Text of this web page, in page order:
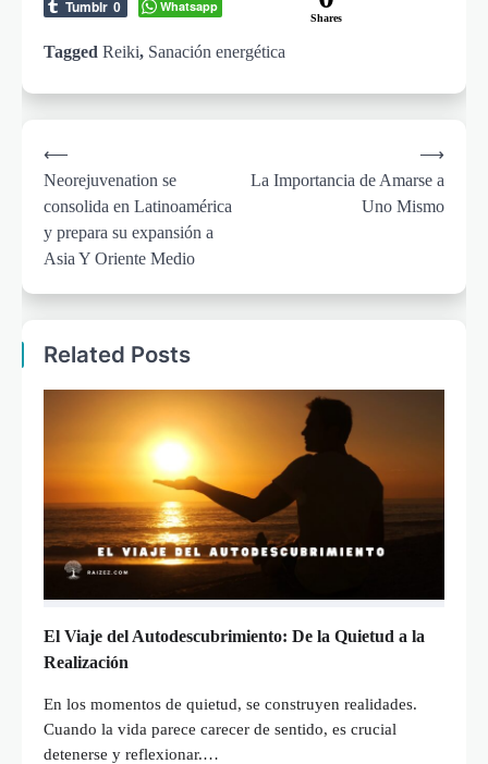
Tumblr 0 Whatsapp
Shares
Tagged Reiki, Sanación energética
navigation
⟵
Neorejuvenation se
consolida en Latinoamérica
y prepara su expansión a
Asia Y Oriente Medio
La Importancia de Amarse a
Uno Mismo
⟶
Related Posts
El Viaje del Autodescubrimiento: De la Quietud a la
Realización
En los momentos de quietud, se construyen realidades.
Cuando la vida parece carecer de sentido, es crucial
detenerse y reflexionar.…